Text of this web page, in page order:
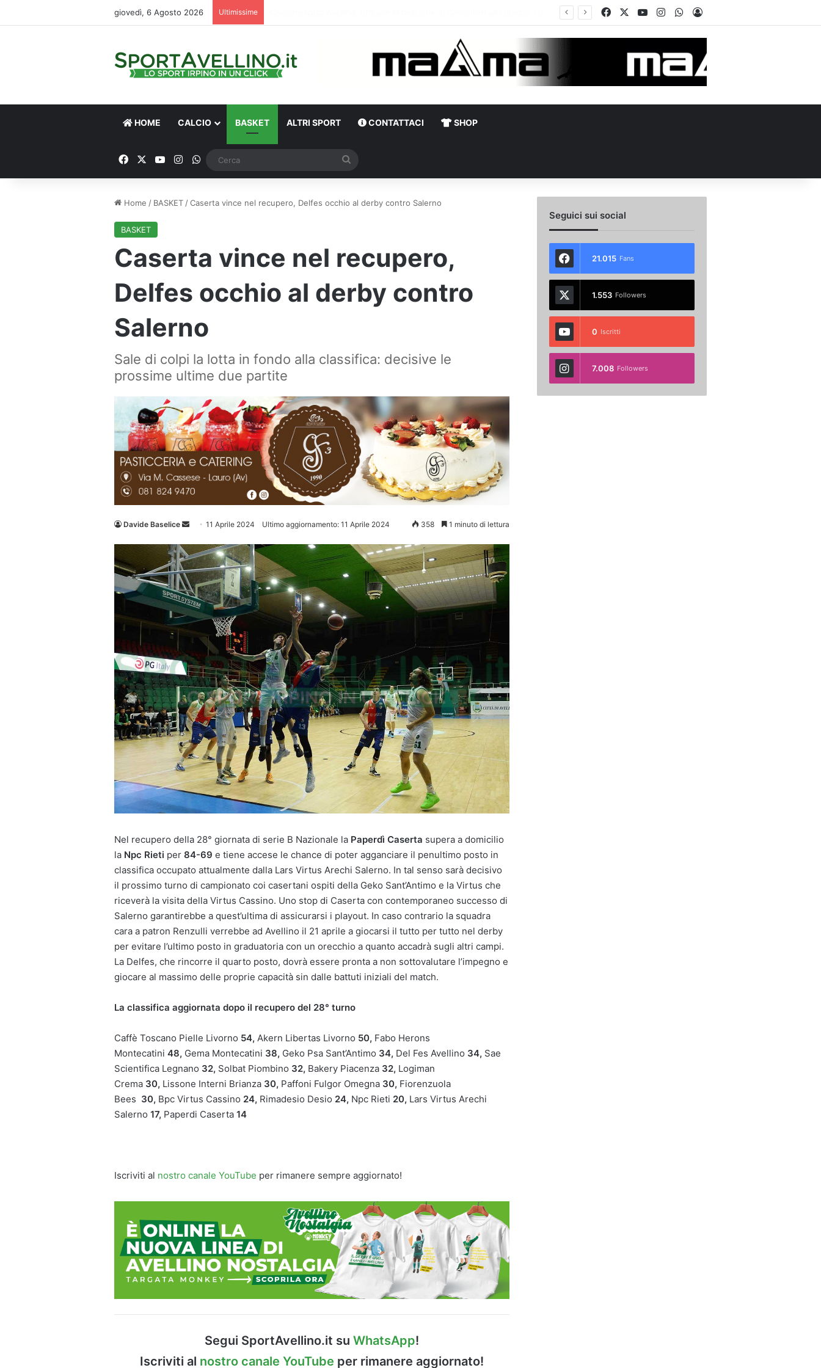
giovedì, 6 Agosto 2026 Ultimissime FacebookYou TubeInstagramWhatsApp
Accedi
HOME CALCIO BASKET ALTRI SPORT CONTATTACI SHOP
FacebookYou TubeInstagram
WhatsApp
Home / BASKET /Caserta vince nel recupero, Delfes occhio al derby contro Salerno
BASKET
Caserta vince nel recupero,
Delfes occhio al derby contro
Salerno
Sale di colpi la lotta in fondo alla classifica: decisive le
prossime ultime due partite
Davide Baselice
Invia 11 Aprile 2024 Ultimo aggiornamento: 11 Aprile 2024 358 1 minuto di lettura
Nel recupero della 28° giornata di serie B Nazionale la Paperdì Caserta supera a domicilio
la Npc Rieti per 84-69 e tiene accese le chance di poter agganciare il penultimo posto in
classifica occupato attualmente dalla Lars Virtus Arechi Salerno. In tal senso sarà decisivo
il prossimo turno di campionato coi casertani ospiti della Geko Sant’Antimo e la Virtus che
riceverà la visita della Virtus Cassino. Uno stop di Caserta con contemporaneo successo di
Salerno garantirebbe a quest’ultima di assicurarsi i playout. In caso contrario la squadra
cara a patron Renzulli verrebbe ad Avellino il 21 aprile a giocarsi il tutto per tutto nel derby
per evitare l’ultimo posto in graduatoria con un orecchio a quanto accadrà sugli altri campi.
La Delfes, che rincorre il quarto posto, dovrà essere pronta a non sottovalutare l’impegno e
giocare al massimo delle proprie capacità sin dalle battuti iniziali del match.
La classifica aggiornata dopo il recupero del 28° turno
Caffè Toscano Pielle Livorno 54, Akern Libertas Livorno 50, Fabo Herons
Montecatini 48, Gema Montecatini 38, Geko Psa Sant’Antimo 34, Del Fes Avellino 34, Sae
Scientifica Legnano 32, Solbat Piombino 32, Bakery Piacenza 32, Logiman
Crema 30, Lissone Interni Brianza 30, Paffoni Fulgor Omegna 30, Fiorenzuola
Bees 30, Bpc Virtus Cassino 24, Rimadesio Desio 24, Npc Rieti 20, Lars Virtus Arechi
Salerno 17, Paperdi Caserta 14
Iscriviti al nostro canale YouTube per rimanere sempre aggiornato!
Segui SportAvellino.it su WhatsApp!
Iscriviti al nostro canale YouTube per rimanere aggiornato!
Seguici sui social
21.015 Fans
1.553 Followers
0 Iscritti
7.008 Followers